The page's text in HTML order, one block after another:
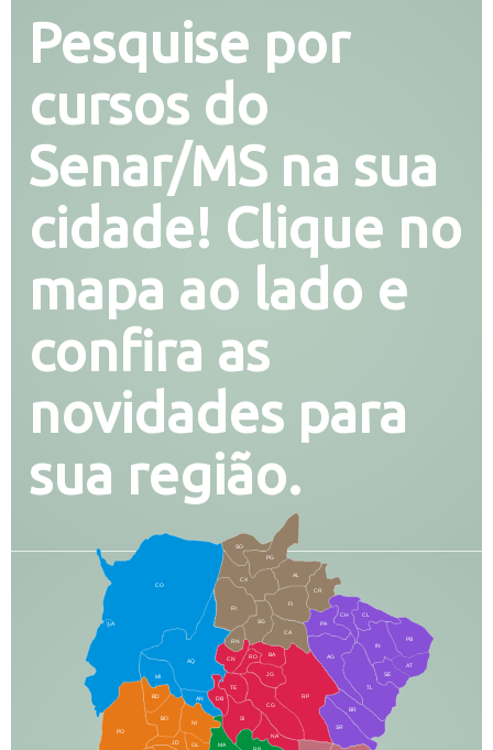
Pesquise por
cursos do
Senar/MS na sua
cidade! Clique no
mapa ao lado e
confira as
novidades para
sua região.
CO
AQ
MI
AN
CX
RI
AL
CR
FI
SG
BA
CA
PA
CH CL
PB
SE
TL
AG
BR
SR
RP
RO
JG
CG
SI
NA
MA
BD
BO
NI
JD
PO
DB
TE
IN
RN
CN
GL
AT
PG
SO
LA